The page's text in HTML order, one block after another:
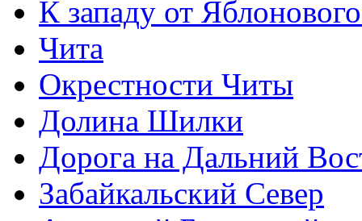
К западу от
Чита
Окрестности Читы
Долина Шилки
Дорога на Дальний
Забайкальский Север